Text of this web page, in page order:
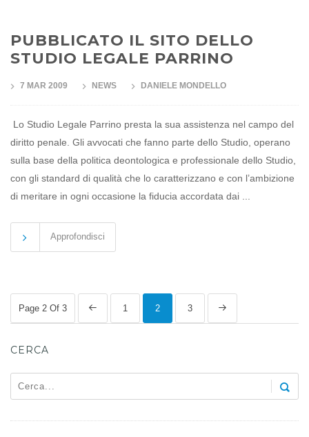
PUBBLICATO IL SITO DELLO
STUDIO LEGALE PARRINO
7 MAR 2009 NEWS DANIELE MONDELLO
Lo Studio Legale Parrino presta la sua assistenza nel campo del
diritto penale. Gli avvocati che fanno parte dello Studio, operano
sulla base della politica deontologica e professionale dello Studio,
con gli standard di qualità che lo caratterizzano e con l’ambizione
di meritare in ogni occasione la fiducia accordata dai ...
Approfondisci
Page 2 Of 3 1 2 3
CERCA